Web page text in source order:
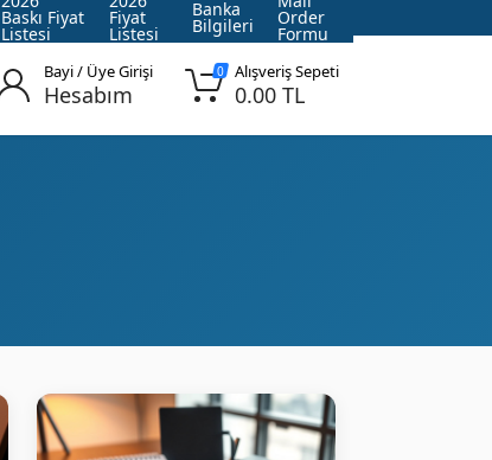
Baskı Fiyat
Listesi
Fiyat
Listesi
Banka
Bilgileri Order
Formu
Bayi / Üye Girişi
Hesabım
0 Alışveriş Sepeti
0.00 TL